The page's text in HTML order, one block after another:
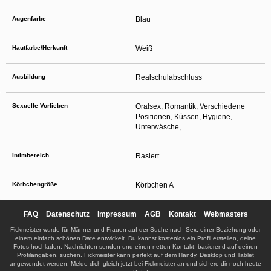
Augenfarbe Blau
Hautfarbe/Herkunft Weiß
Ausbildung Realschulabschluss
Sexuelle Vorlieben
Oralsex, Romantik, Verschiedene
Positionen, Küssen, Hygiene,
Unterwäsche,
Intimbereich Rasiert
Körbchengröße Körbchen A
FAQ Datenschutz Impressum AGB Kontakt Webmasters
Fickmeister wurde für Männer und Frauen auf der Suche nach Sex, einer Beziehung oder
einem einfach schönen Date entwickelt. Du kannst kostenlos ein Profil erstellen, deine
Fotos hochladen, Nachrichten senden und einen netten Kontakt, basierend auf deinen
Profilangaben, suchen. Fickmeister kann perfekt auf dem Handy, Desktop und Tablet
angewendet werden. Melde dich gleich jetzt bei Fickmeister an und sichere dir noch heute